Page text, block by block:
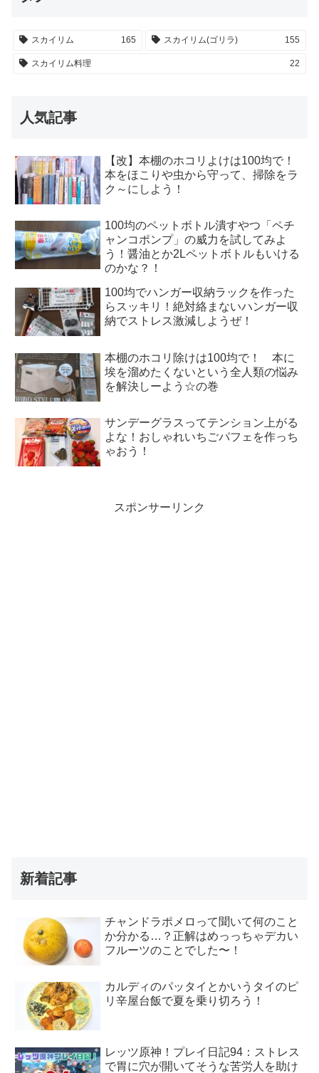
スカイリム 165 スカイリム(ゴリラ) 155
スカイリム料理 22
人気記事
【改】本棚のホコリよけは100均で！
本をほこりや虫から守って、掃除をラ
ク～にしよう！
100均のペットボトル潰すやつ「ペチ
ャンコポンプ」の威力を試してみよ
う！醤油とか2Lペットボトルもいける
のかな？！
100均でハンガー収納ラックを作った
らスッキリ！絶対絡まないハンガー収
納でストレス激減しようぜ！
本棚のホコリ除けは100均で！ 本に
埃を溜めたくないという全人類の悩み
を解決しーよう☆の巻
サンデーグラスってテンション上がる
よな！おしゃれいちごパフェを作っち
ゃおう！
スポンサーリンク
新着記事
チャンドラポメロって聞いて何のこと
か分かる…？正解はめっっちゃデカい
フルーツのことでした〜！
カルディのパッタイとかいうタイのピ
リ辛屋台飯で夏を乗り切ろう！
レッツ原神！プレイ日記94：ストレス
で胃に穴が開いてそうな苦労人を助け